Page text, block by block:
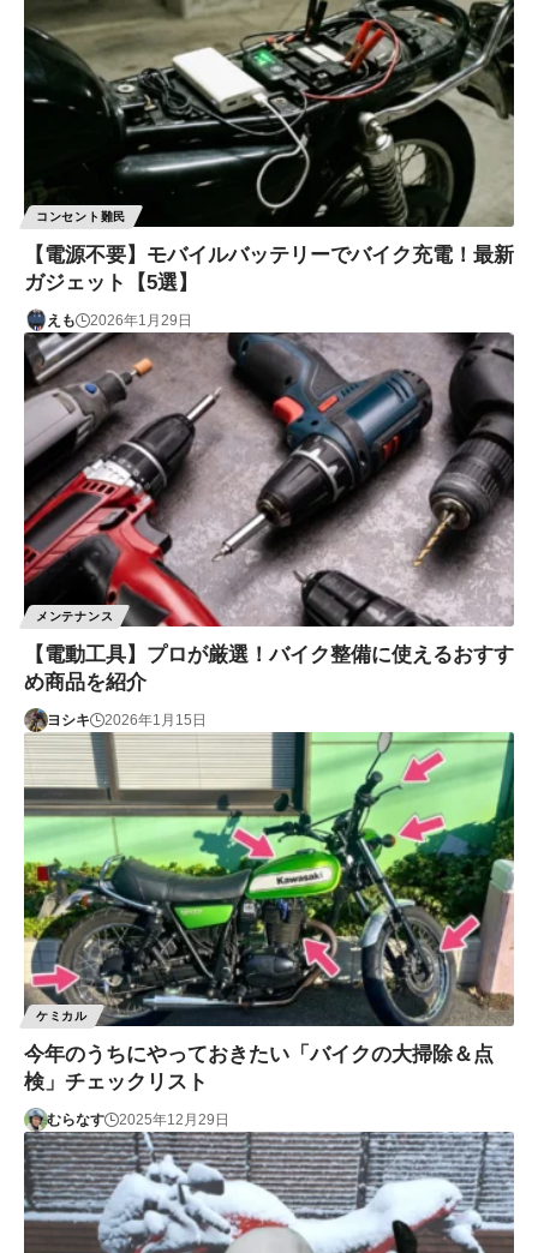
コンセント難民
【電源不要】モバイルバッテリーでバイク充電！最新
ガジェット【5選】
えも 2026年1月29日
メンテナンス
【電動工具】プロが厳選！バイク整備に使えるおすす
め商品を紹介
ヨシキ 2026年1月15日
ケミカル
今年のうちにやっておきたい「バイクの大掃除＆点
検」チェックリスト
むらなす 2025年12月29日